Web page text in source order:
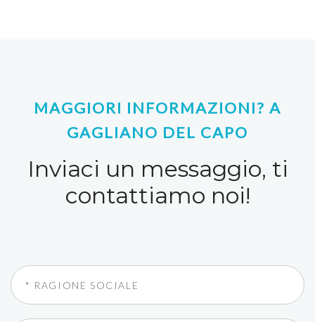
MAGGIORI INFORMAZIONI? A
GAGLIANO DEL CAPO
Inviaci un messaggio, ti
contattiamo noi!